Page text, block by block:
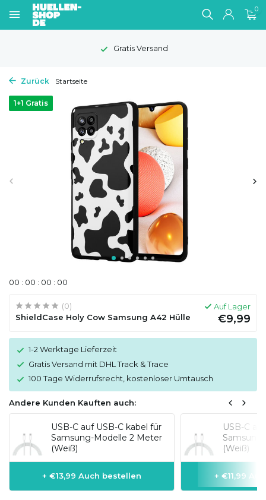
0
Gratis Versand
Zurück Startseite
1+1 Gratis
00 : 00 : 00 : 00
(0)
ShieldCase Holy Cow Samsung A42 Hülle
Auf Lager
€9,99
1-2 Werktage Lieferzeit
Gratis Versand mit DHL Track & Trace
100 Tage Widerrufsrecht, kostenloser Umtausch
Andere Kunden Kauften auch:
USB-C auf USB-C kabel für
Samsung-Modelle 2 Meter
(Weiß)
+ €13,99 Auch bestellen
USB-C
(Weiß)
+ €11,99